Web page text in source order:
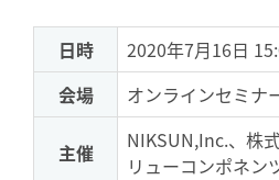
日時
2020年7月16日
会場
オンラインセミナ
主催
NIKSUN,Inc.、株
リューコンポネン